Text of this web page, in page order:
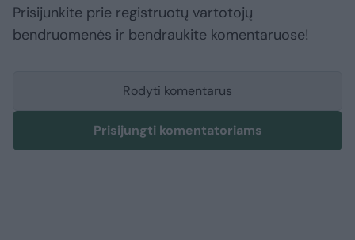
Prisijunkite prie registruotų vartotojų
bendruomenės ir bendraukite komentaruose!
Rodyti komentarus
Prisijungti komentatoriams